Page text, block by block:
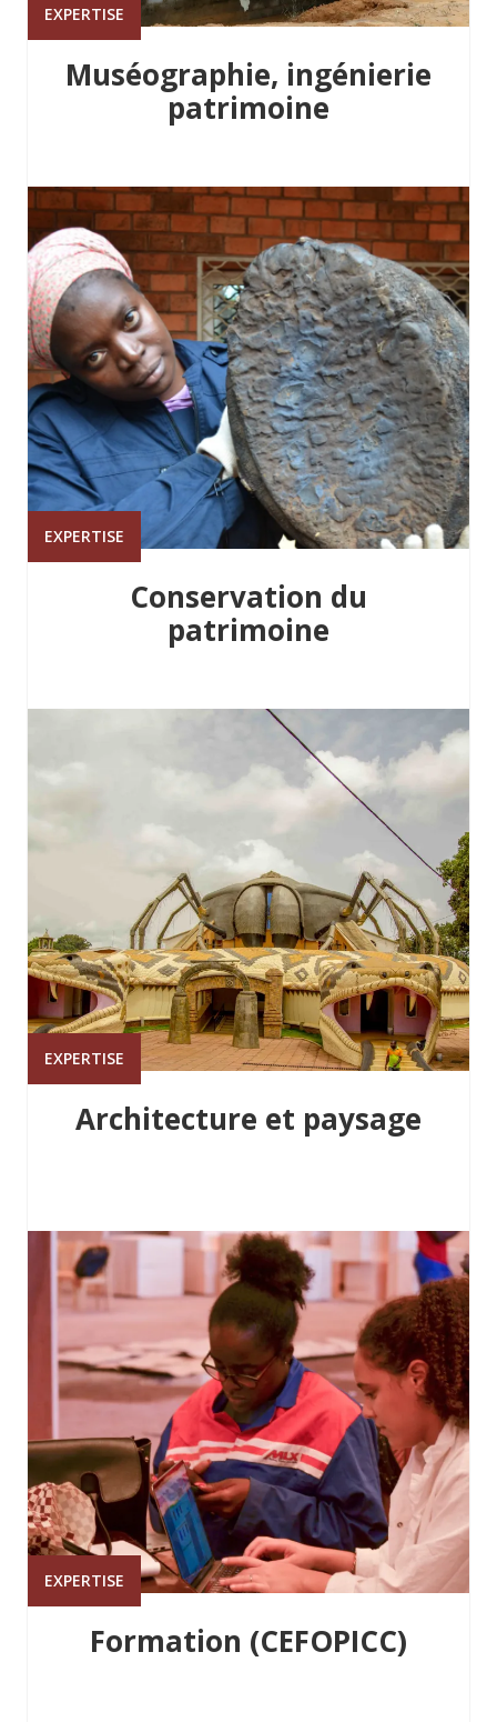
EXPERTISE
Muséographie, ingénierie
patrimoine
EXPERTISE
Conservation du
patrimoine
EXPERTISE
Architecture et paysage
EXPERTISE
Formation (CEFOPICC)